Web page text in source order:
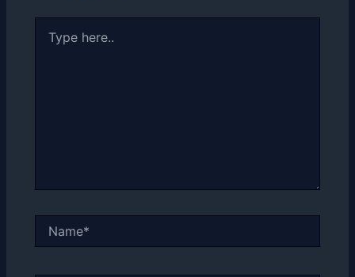
here..